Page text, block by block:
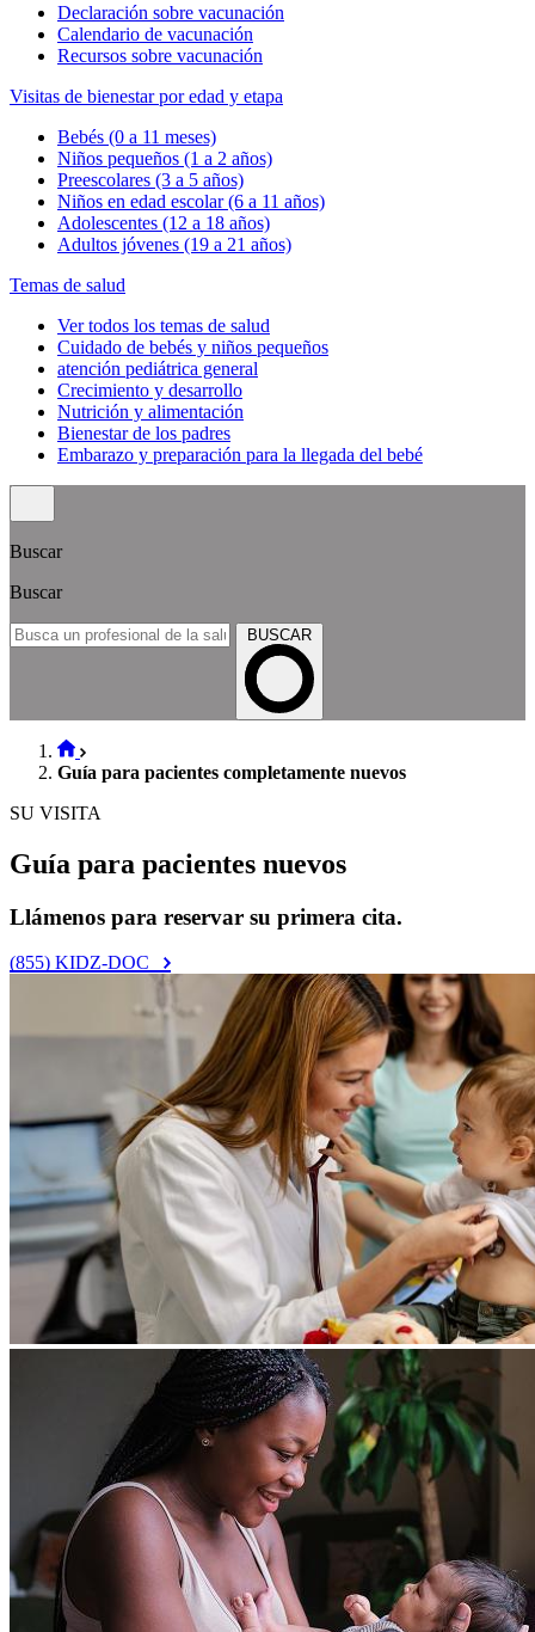
Declaración sobre vacunación
Calendario de vacunación
Recursos sobre vacunación
Visitas de bienestar por edad y etapa
Bebés (0 a 11 meses)
Niños pequeños (1 a 2 años)
Preescolares (3 a 5 años)
Niños en edad escolar (6 a 11 años)
Adolescentes (12 a 18 años)
Adultos jóvenes (19 a 21 años)
Temas de salud
Ver todos los temas de salud
Cuidado de bebés y niños pequeños
atención pediátrica general
Crecimiento y desarrollo
Nutrición y alimentación
Bienestar de los padres
Embarazo y preparación para la llegada del bebé
Buscar
Buscar
BUSCAR
Guía para pacientes completamente nuevos
SU VISITA
Guía para pacientes nuevos
Llámenos para reservar su primera cita.
(855) KIDZ-DOC